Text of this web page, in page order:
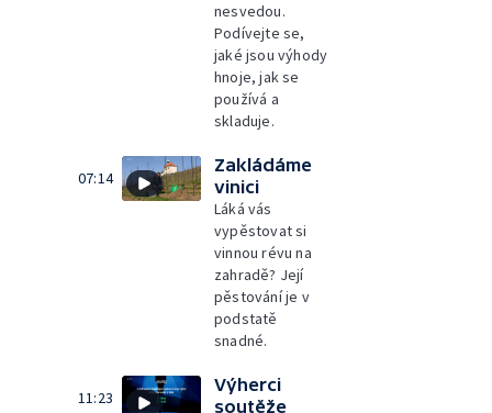
nesvedou.
Podívejte se,
jaké jsou výhody
hnoje, jak se
používá a
skladuje.
07:14
Zakládáme
vinici
Láká vás
vypěstovat si
vinnou révu na
zahradě? Její
pěstování je v
podstatě
snadné.
11:23
Výherci
soutěže